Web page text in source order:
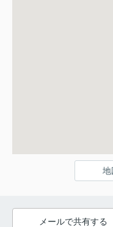
地
メールで共有する